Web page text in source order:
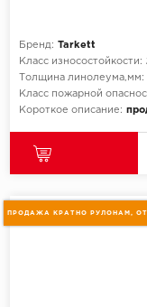
Бренд: Tarkett
Класс износостойкости:
Толщина линолеума,мм:
Класс пожарной
Короткое описание:
ПРОДАЖА КРАТНО РУЛОНАМ, ОТ